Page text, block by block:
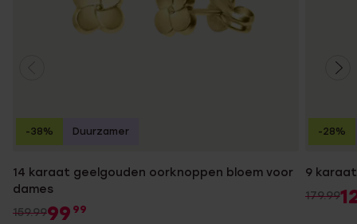
14 karaat geelgouden oorknoppen bloem voor
dames
159.9999 99
-38% Duurzamer
9
179.99
-28%